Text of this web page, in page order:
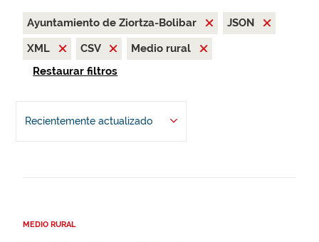
Ayuntamiento de Ziortza-Bolibar
JSON
XML
CSV
Medio rural
Restaurar filtros
Recientemente actualizado
MEDIO RURAL